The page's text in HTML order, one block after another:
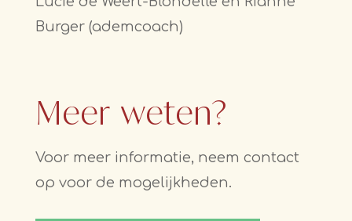
Burger (ademcoach)
Meer weten?
Voor meer informatie, neem contact
op voor de mogelijkheden.